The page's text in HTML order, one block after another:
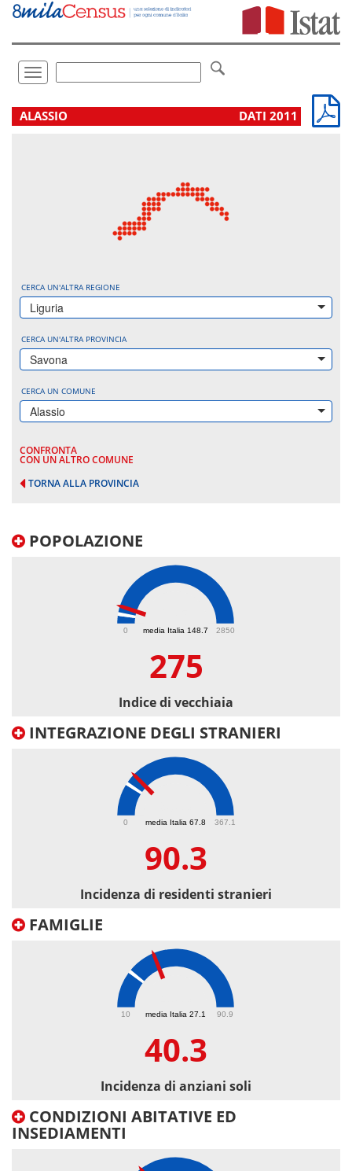
Vai
direttamente
Toggle
navigation
.
ALASSIO DATI 2011
CERCA UN'ALTRA REGIONE
Liguria
CERCA UN'ALTRA PROVINCIA
Savona
CERCA UN COMUNE
Alassio
CONFRONTA
CON UN ALTRO COMUNE
TORNA ALLA PROVINCIA
POPOLAZIONE
media Italia 148.7
0 2850
275
Indice di vecchiaia
INTEGRAZIONE DEGLI STRANIERI
media Italia 67.8
0 367.1
90.3
Incidenza di residenti stranieri
FAMIGLIE
media Italia 27.1
10 90.9
40.3
Incidenza di anziani soli
CONDIZIONI ABITATIVE ED
INSEDIAMENTI